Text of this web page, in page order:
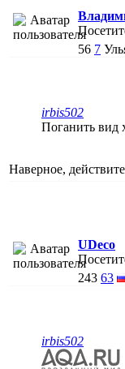
56 7
irbis502
Поганить вид
Наверное,
UDeco
243 63
irbis502